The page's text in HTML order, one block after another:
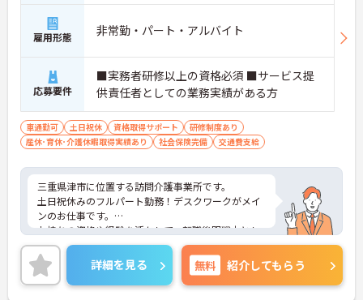
雇用形態 非常勤・パート・アルバイト
応募要件
■実務者研修以上の資格必須 ■サービス提
供責任者としての業務実績がある方
車通勤可 土日祝休 資格取得サポート
研修制度あり
産休･育休･介護休暇取得実績あり
社会保険完備 交通費支給
三重県津市に位置する訪問介護事業所です。
土日祝休みのフルパート勤務！デスクワークがメイ
ンのお仕事です。
お持ちの資格や経験を活かして、転職後即戦力とし
て活躍できる環境があります。
ご興味をお持ちの方はお気軽にお問い合わせくださ
い。
詳細を見る 無料 紹介してもらう